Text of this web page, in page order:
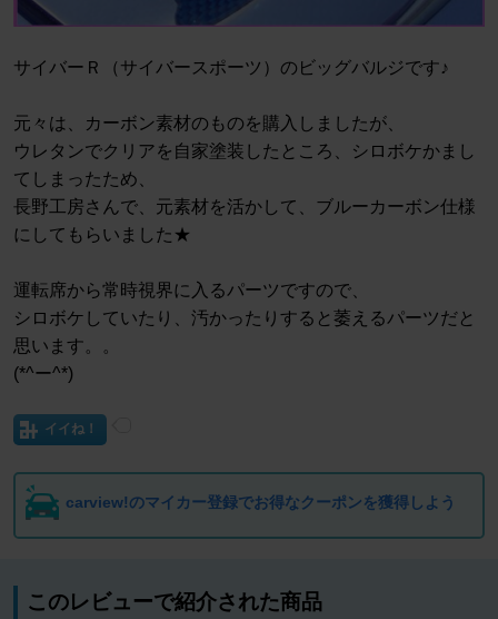
サイバーＲ（サイバースポーツ）のビッグバルジです♪
元々は、カーボン素材のものを購入しましたが、
ウレタンでクリアを自家塗装したところ、シロボケかまし
てしまったため、
長野工房さんで、元素材を活かして、ブルーカーボン仕様
にしてもらいました★
運転席から常時視界に入るパーツですので、
シロボケしていたり、汚かったりすると萎えるパーツだと
思います。。
(*^ー^*)
イイね！
carview!のマイカー登録でお得なクーポンを獲得しよう
このレビューで紹介された商品